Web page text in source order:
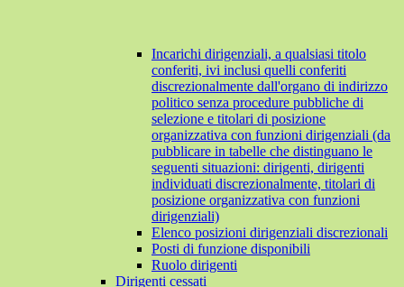
Incarichi dirigenziali, a qualsiasi titolo
conferiti, ivi inclusi quelli conferiti
discrezionalmente dall'organo di indirizzo
politico senza procedure pubbliche di
selezione e titolari di posizione
organizzativa con funzioni dirigenziali (da
pubblicare in tabelle che distinguano le
seguenti situazioni: dirigenti, dirigenti
individuati discrezionalmente, titolari di
posizione organizzativa con funzioni
dirigenziali)
Elenco posizioni dirigenziali discrezionali
Posti di funzione disponibili
Ruolo dirigenti
Dirigenti cessati